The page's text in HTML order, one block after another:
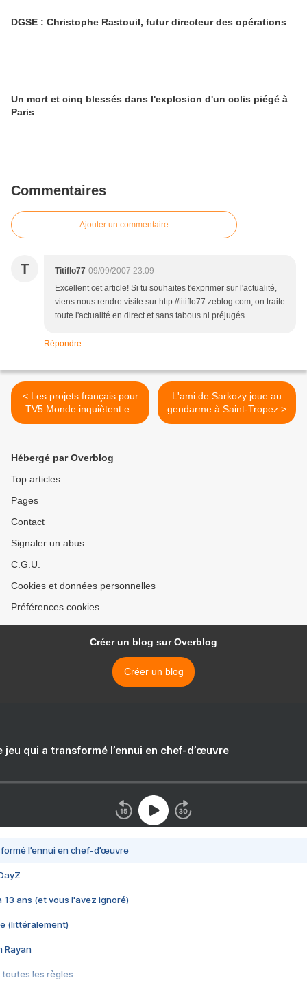
DGSE : Christophe Rastouil, futur directeur des opérations
Un mort et cinq blessés dans l'explosion d'un colis piégé à
Paris
Commentaires
Ajouter un commentaire
T Titiflo77 09/09/2007 23:09
Excellent cet article! Si tu souhaites t'exprimer sur l'actualité,
viens nous rendre visite sur http://titiflo77.zeblog.com, on traite
toute l'actualité en direct et sans tabous ni préjugés.
Répondre
< Les projets français pour
TV5 Monde inquiètent en
Belgique
L'ami de Sarkozy joue au
gendarme à Saint-Tropez >
Hébergé par Overblog
Top articles
Pages
Contact
Signaler un abus
C.G.U.
Cookies et données personnelles
Préférences cookies
Créer un blog sur Overblog
Créer un blog
jeu qui a transformé l’ennui en chef-d’œuvre
l’ennui en chef-d’œuvre
13 ans (et vous l'avez ignoré)
(littéralement)
Rayan
toutes les règles